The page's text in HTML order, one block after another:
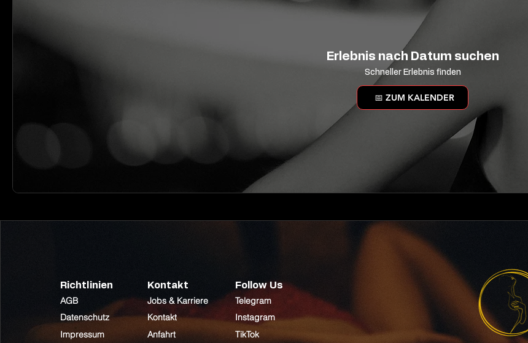
Erlebnis nach Datum suchen
Schneller Erlebnis finden
📅 ZUM KALENDER
Richtlinien
AGB
Datenschutz
Impressum
Kontakt
Jobs & Karriere
Kontakt
Anfahrt
Follow Us
Telegram
Instagram
TikTok